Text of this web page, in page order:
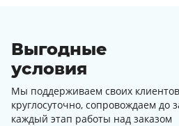
Выгодные
условия
Мы поддерживаем своих
круглосуточно, сопровождаем до
каждый этап работы над заказом